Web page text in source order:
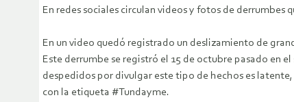
En redes sociales circulan videos y fotos de
En un video quedó registrado un deslizamiento de
Este derrumbe se registró el 15 de octubre pasado en
despedidos por divulgar este tipo de hechos es
con la etiqueta #Tundayme.